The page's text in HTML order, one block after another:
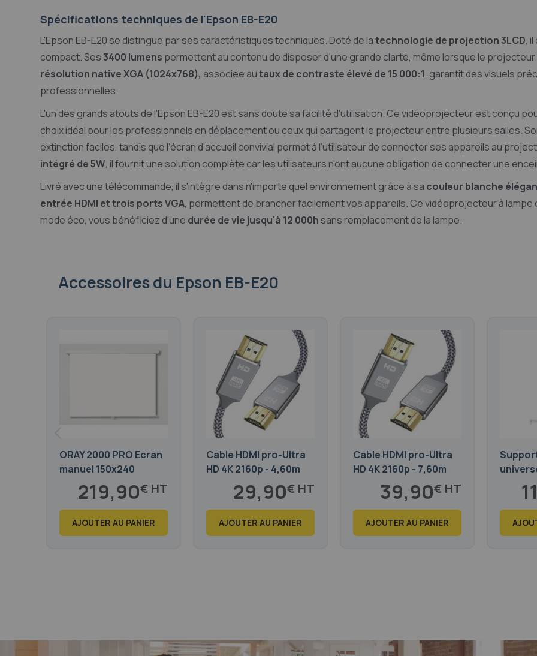
Spécifications techniques de l'Epson EB-E20
L'Epson EB-E20 se distingue par ses caractéristiques techniques. Doté de latechnologie de projection 3LCD,
compact. Ses3400 lumens permettent au contenu de disposer d'une grande clarté, même lorsque le
résolution native XGA (1024x768), associée autaux de contraste élevé de 15 000:1, garantit des visuels
professionnelles.
L'un des grands atouts de l'Epson EB-E20 est sans doute sa facilité d'utilisation. Ce vidéoprojecteur est conçu
choix idéal pour les professionnels en déplacement ou ceux qui partagent le projecteur entre plusieurs salles.
extinction faciles, tandis que l’écran d'accueil convivial permet à l’utilisateur de connecter ses appareils au
intégré de 5W, il fournit une solution complète car les utilisateurs n'ont aucune obligation de connecter une
Livré avec une télécommande, il s'intègre dans n'importe quel environnement grâce à sa couleur blanche
entrée HDMI et trois ports VGA, permettent de brancher facilement vos appareils. Ce vidéoprojecteur à
mode éco, vous bénéficiez d'une durée de vie jusqu'à 12 000h sans remplacement de la lampe.
Accessoiresdu Epson EB-E20
ORAY 2000 PRO Ecran
manuel 150x240
219,90€
266,08
AJOUTER AU PANIER
Cable HDMI pro-Ultra
HD 4K 2160p - 4,60m
29,90€
36,18
AJOUTER AU PANIER
Cable HDMI pro-Ultra
HD 4K 2160p - 7,60m
39,90€
48,28
AJOUTER AU PANIER
cm -